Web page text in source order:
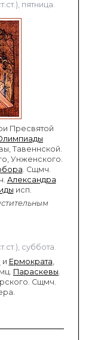
пятница.
Пресвятой
Тавеннской.
Унженского.
. Сщмч.
Александра
исп.
суббота.
и Ермократа
Параскевы
Сщмч.